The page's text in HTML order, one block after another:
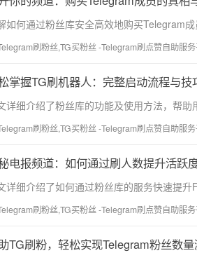
如何通过粉丝库安全高效地购买Telegram
刷粉丝,TG买粉丝 -Telegram刷点赞自助服
掌握TG刷机器人：完整启动流程与技
详细介绍了粉丝库的功能及使用方法，帮
刷粉丝,TG买粉丝 -Telegram刷点赞自助服
电报频道：如何通过刷人数提升活跃
详细介绍了如何通过粉丝库的服务快速提
刷粉丝,TG买粉丝 -Telegram刷点赞自助服
TG刷粉，轻松实现Telegram粉丝数量